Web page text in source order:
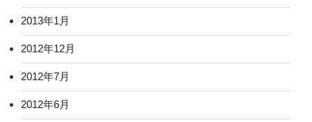
2013年1月
2012年12月
2012年7月
2012年6月